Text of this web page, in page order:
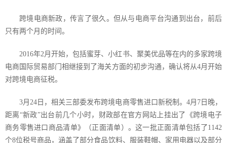
跨境电商新政，传言了很久。但从与电商平台沟通到出台，前后
只有两个月的时间。
2016年2月开始，包括蜜芽、小红书、聚美优品等在内的多家跨境
电商国际贸易部门相继接到了海关方面的初步沟通，确认将从4月开始
对跨境电商征税。
3月24 日，相关三部委发布跨境电商零售进口新税制。 4月 7日晚，
距离“新政”出台前几个小时，财政部在官方网站上挂出了《跨境电子
商务零售进口商品清单》（正面清单）。这一批正面清单包括了 1142
个8位税号商品，涵盖了部分食品饮料、服装鞋帽、家用电器以及部分